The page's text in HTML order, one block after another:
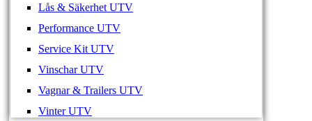
Lås & Säkerhet UTV
Performance UTV
Service Kit UTV
Vinschar UTV
Vagnar & Trailers UTV
Vinter UTV